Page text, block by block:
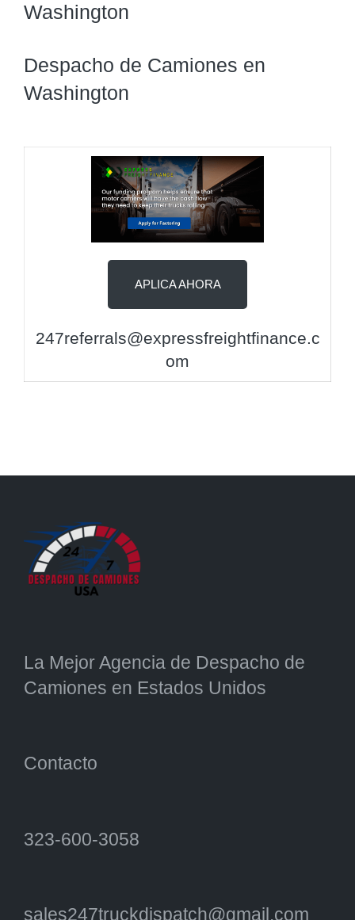
Washington
Despacho de Camiones en
Washington
APLICA AHORA
247referrals@expressfreightfinance.c
om
La Mejor Agencia de Despacho de
Camiones en Estados Unidos
Contacto
323-600-3058
sales247truckdispatch@gmail.com